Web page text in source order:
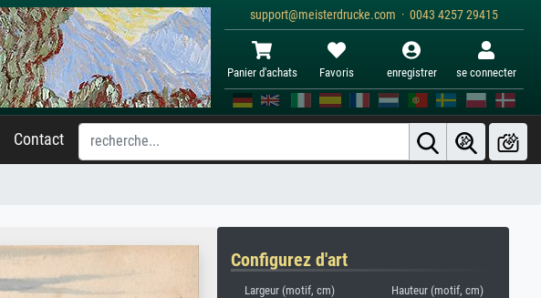
support@meisterdrucke.com · 0043 4257 29415
Panier d'achats Favoris enregistrer se connecter
Contact
Configurez d'art
Largeur (motif, cm) Hauteur (motif, cm)